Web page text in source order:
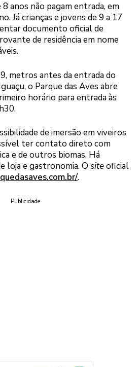
anos não pagam entrada, em
Já crianças e jovens de 9 a 17
documento oficial de
de residência em nome
metros antes da entrada do
o Parque das Aves abre
horário para entrada às
de imersão em viveiros
ter contato direto com
e de outros biomas. Há
loja e gastronomia. O siteoficial
.
Publicidade